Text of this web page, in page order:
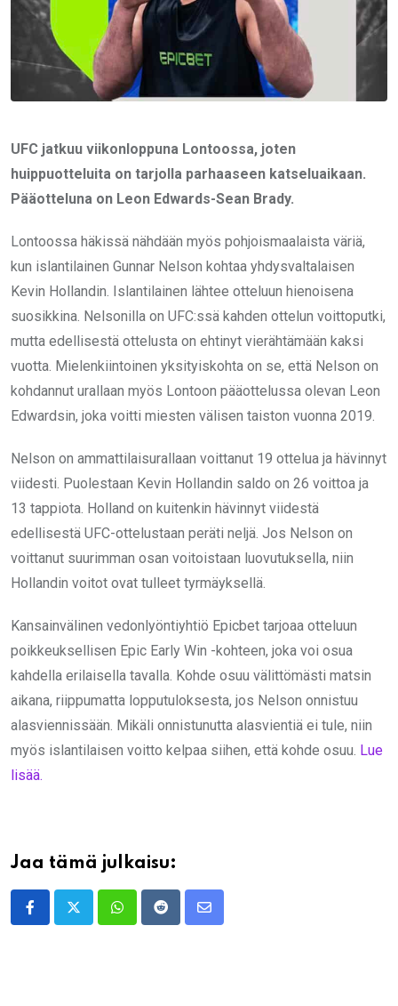
UFC jatkuu viikonloppuna Lontoossa, joten
huippuotteluita on tarjolla parhaaseen katseluaikaan.
Pääotteluna on Leon Edwards-Sean Brady.
Lontoossa häkissä nähdään myös pohjoismaalaista väriä,
kun islantilainen Gunnar Nelson kohtaa yhdysvaltalaisen
Kevin Hollandin. Islantilainen lähtee otteluun hienoisena
suosikkina. Nelsonilla on UFC:ssä kahden ottelun voittoputki,
mutta edellisestä ottelusta on ehtinyt vierähtämään kaksi
vuotta. Mielenkiintoinen yksityiskohta on se, että Nelson on
kohdannut urallaan myös Lontoon pääottelussa olevan Leon
Edwardsin, joka voitti miesten välisen taiston vuonna 2019.
Nelson on ammattilaisurallaan voittanut 19 ottelua ja hävinnyt
viidesti. Puolestaan Kevin Hollandin saldo on 26 voittoa ja
13 tappiota. Holland on kuitenkin hävinnyt viidestä
edellisestä UFC-ottelustaan peräti neljä. Jos Nelson on
voittanut suurimman osan voitoistaan luovutuksella, niin
Hollandin voitot ovat tulleet tyrmäyksellä.
Kansainvälinen vedonlyöntiyhtiö Epicbet tarjoaa otteluun
poikkeuksellisen Epic Early Win -kohteen, joka voi osua
kahdella erilaisella tavalla. Kohde osuu välittömästi matsin
aikana, riippumatta lopputuloksesta, jos Nelson onnistuu
alasviennissään. Mikäli onnistunutta alasvientiä ei tule, niin
myös islantilaisen voitto kelpaa siihen, että kohde osuu. Lue
lisää.
Jaa tämä julkaisu:
WhatsappRedditShare